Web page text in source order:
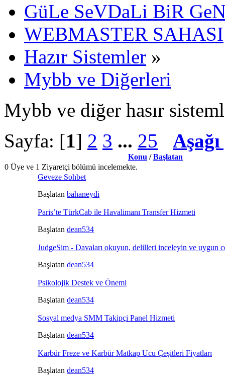
GüLe SeVDaLi BiR
WEBMASTER SAHASI
Hazır Sistemler »
Mybb ve Diğerleri
Mybb ve diğer hasır
Sayfa: [1] 2 3 ... 25
Konu /Başlatan
0 Üye ve 1 Ziyaretçi bölümü incelemekte.
Geveze Sohbet
Başlatan bahaneydi
Paris’te TürkCab ile Havalimanı Transfer Hizmeti
Başlatan dean534
JudgeSim - Davaları okuyun, delilleri inceleyin ve uygun
Başlatan dean534
Psikolojik Destek ve Önemi
Başlatan dean534
Sosyal medya SMM Takipçi Panel Hizmeti
Başlatan dean534
Karbür Freze ve Karbür Matkap Ucu Çeşitleri Fiyatları
Başlatan dean534